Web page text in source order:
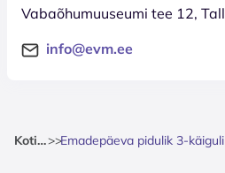
Vabaõhumuuseumi tee 12,
info@evm.ee
Kotisivu>>